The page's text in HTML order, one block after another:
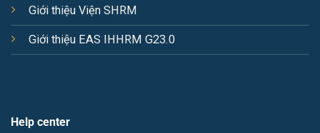
Giới thiệu Viện SHRM
Giới thiệu EAS IHHRM G23.0
Help center